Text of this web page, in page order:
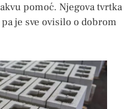
pomoć. Njegova tvrtka
je sve ovisilo o dobrom